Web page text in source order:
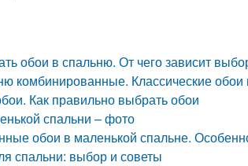
обои в спальню. От чего зависит
комбинированные. Классические обои
Как правильно выбрать обои
спальни – фото
обои в маленькой спальне.
спальни: выбор и советы